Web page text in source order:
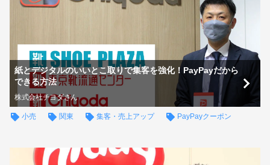
紙とデジタルのいいとこ取りで集客を強化！PayPayだから
できる方法
株式会社チヨダさん
小売 関東 集客・売上アップ PayPayクーポン